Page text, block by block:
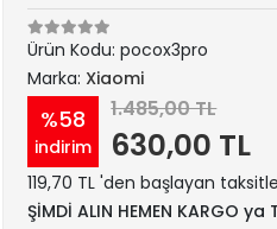
Ürün Kodu:pocox3pro
Marka: Xiaomi
%58
indirim
1.485,00 TL
630,00 TL
119,70 TL 'den başlayan
ŞİMDİ ALIN HEMEN KARGO ya